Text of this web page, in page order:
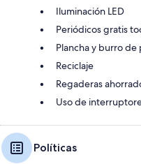
Iluminación LED
Periódicos gratis
Plancha y burro
Reciclaje
Regaderas
Uso de
Políticas